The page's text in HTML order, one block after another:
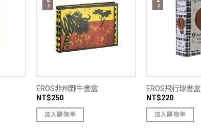
EROS非州野牛書盒
NT$250
加入購物車
EROS飛行球書盒
NT$220
加入購物車